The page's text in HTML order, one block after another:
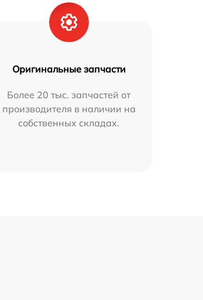
Оригинальные запчасти
Более 20 тыс. запчастей от
производителя в наличии на
собственных складах.